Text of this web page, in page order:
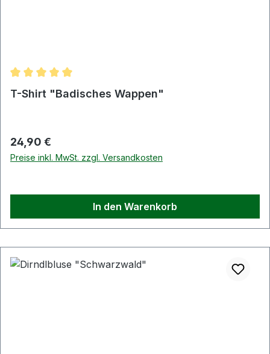
Durchschnittliche Bewertung von 5 von 5 Sternen
T-Shirt "Badisches Wappen"
Regulärer Preis:
24,90 €
Preise inkl. MwSt. zzgl. Versandkosten
In den Warenkorb